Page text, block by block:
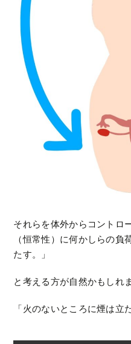
それらを体外からコントロ
（恒常性）に何かしらの負
たす。」
と考える方が自然かもしれ
「火のないところに煙は立